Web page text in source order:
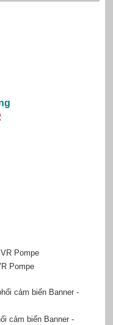
Pompe
cảm biến Banner -